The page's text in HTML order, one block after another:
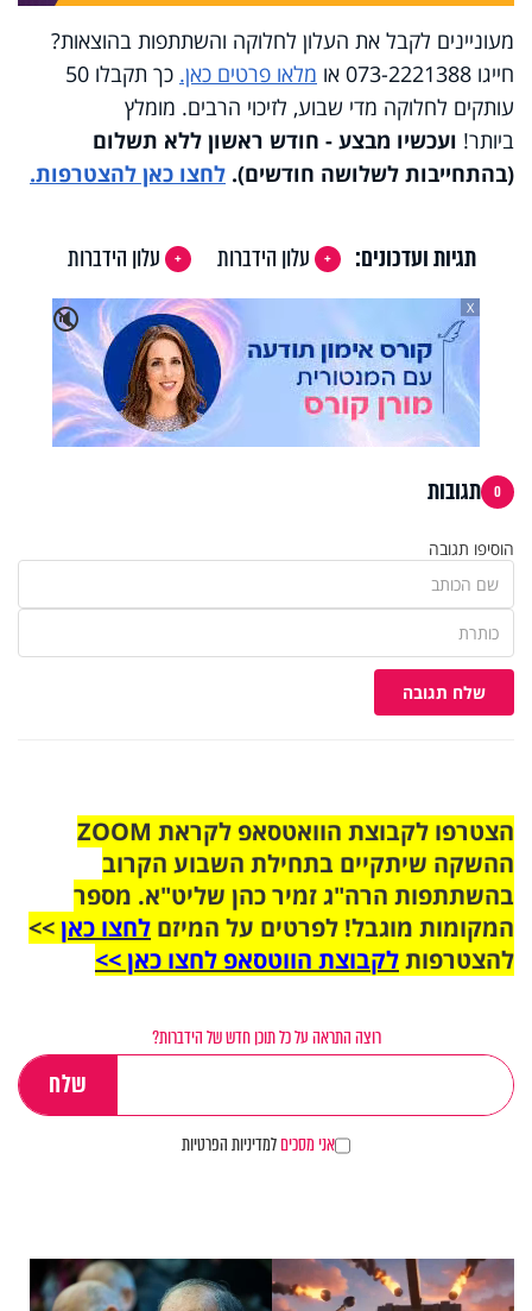
מעוניינים לקבל את העלון לחלוקה והשתתפות בהוצאות?
חייגו 073-2221388 או
מלאו פרטים כאן.
כך תקבלו 50
עותקים לחלוקה מדי שבוע, לזיכוי הרבים. מומלץ
ביותר! ועכשיו מבצע - חודש ראשון ללא תשלום
(בהתחייבות לשלושה חודשים). לחצו כאן להצטרפות.
תגיות ועדכונים: עלון הידברות
עלון הידברות
🔇
X
0 תגובות
הוסיפו תגובה
שלח תגובה
הצטרפו לקבוצת הוואטסאפ לקראת ZOOM
ההשקה שיתקיים בתחילת השבוע הקרוב
בהשתתפות הרה"ג זמיר כהן שליט"א. מספר
המקומות מוגבל! לפרטים על המיזם לחצו כאן>>
להצטרפותלקבוצת הווטסאפ לחצו כאן >>
רוצה התראה על כל תוכן חדש של הידברות?
אני מסכיםלמדיניות הפרטיות